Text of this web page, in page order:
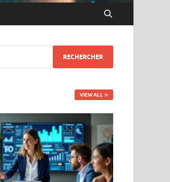
VIEW ALL